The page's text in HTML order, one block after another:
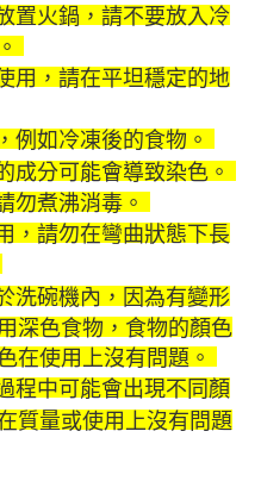
置火鍋，請不要放入冷
用，請在平坦穩定的地
例如冷凍後的食物。
成分可能會導致染色。
勿煮沸消毒。
，請勿在彎曲狀態下長
洗碗機內，因為有變形
深色食物，食物的顏色
在使用上沒有問題。
程中可能會出現不同顏
質量或使用上沒有問題